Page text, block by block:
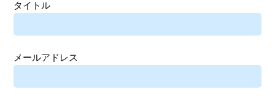
タイトル
メールアドレス